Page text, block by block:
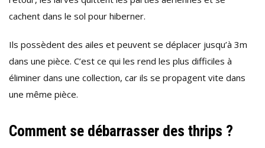
cachent dans le sol pour hiberner.
Ils possèdent des ailes et peuvent se déplacer jusqu’à 3m
dans une pièce. C’est ce qui les rend les plus difficiles à
éliminer dans une collection, car ils se propagent vite dans
une même pièce.
Comment se débarrasser des thrips ?